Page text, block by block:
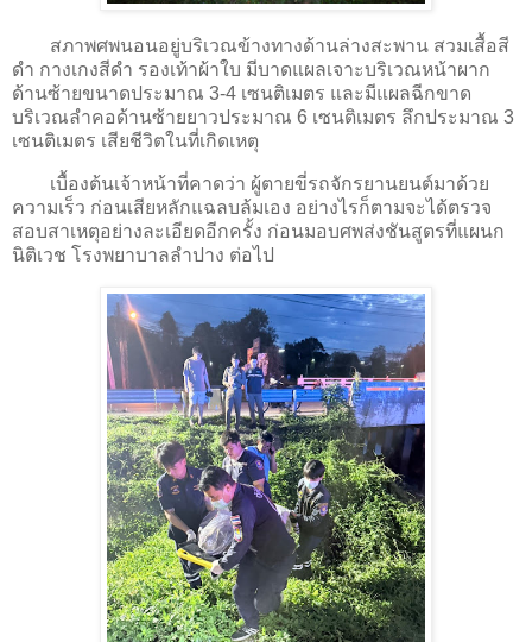
สภาพศพนอนอยู่บริเวณข้างทางด้านล่างสะพาน สวมเสื้อสี
ดำ กางเกงสีดำ รองเท้าผ้าใบ มีบาดแผลเจาะบริเวณหน้าผาก
ด้านซ้ายขนาดประมาณ 3-4 เซนติเมตร และมีแผลฉีกขาด
บริเวณลำคอด้านซ้ายยาวประมาณ 6 เซนติเมตร ลึกประมาณ 3
เซนติเมตร เสียชีวิตในที่เกิดเหตุ
เบื้องต้นเจ้าหน้าที่คาดว่า ผู้ตายขี่รถจักรยานยนต์มาด้วย
ความเร็ว ก่อนเสียหลักแฉลบล้มเอง อย่างไรก็ตามจะได้ตรวจ
สอบสาเหตุอย่างละเอียดอีกครั้ง ก่อนมอบศพส่งชันสูตรที่แผนก
นิติเวช โรงพยาบาลลำปาง ต่อไป